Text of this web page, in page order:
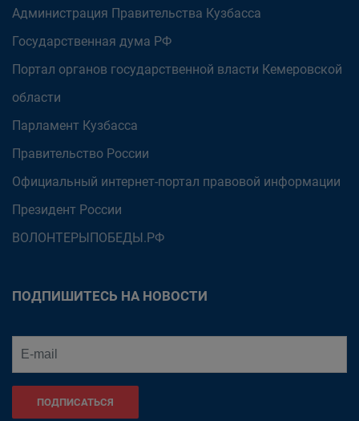
Администрация Правительства Кузбасса
Государственная дума РФ
Портал органов государственной власти Кемеровской
области
Парламент Кузбасса
Правительство России
Официальный интернет-портал правовой информации
Президент России
ВОЛОНТЕРЫПОБЕДЫ.РФ
ПОДПИШИТЕСЬ НА НОВОСТИ
ПОДПИСАТЬСЯ